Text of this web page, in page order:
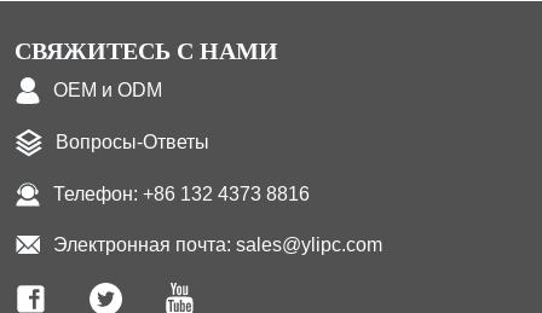
СВЯЖИТЕСЬ С НАМИ
OEM и ODM
Вопросы-Ответы
Телефон: +86 132 4373 8816
Электронная почта: sales@ylipc.com